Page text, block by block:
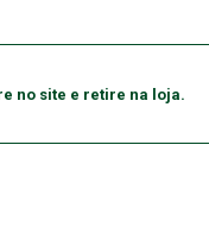
no site e retire na loja.